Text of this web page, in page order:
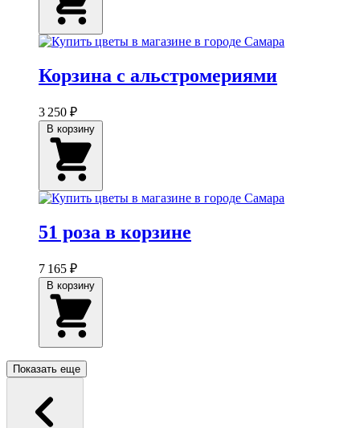
Корзина с альстромериями
3 250 ₽
51 роза в корзине
7 165 ₽
Показать еще